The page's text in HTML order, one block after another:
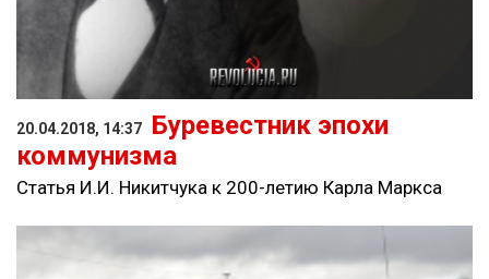
20.04.2018, 14:37
Буревестник эпохи
коммунизма
Статья И.И. Никитчука к 200-летию Карла Маркса